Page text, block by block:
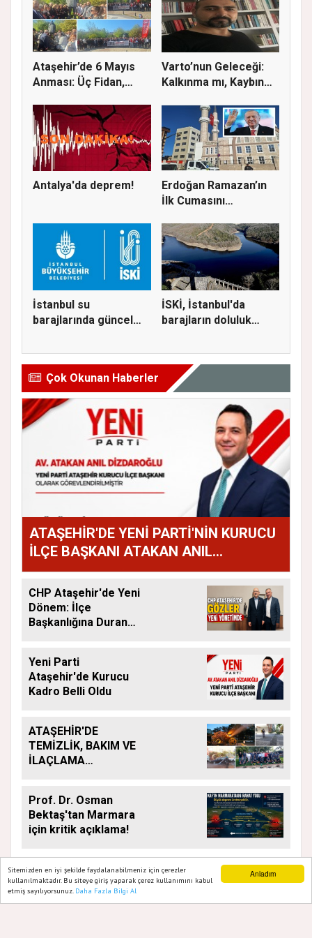
Anladım
Sitemizden en iyi şekilde faydalanabilmeniz için çerezler
kullanılmaktadır. Bu siteye giriş yaparak çerez kullanımını kabul
etmiş sayılıyorsunuz. Daha Fazla Bilgi Al
Ataşehir’de 6 Mayıs
Anması: Üç Fidan,
Varto’nun Geleceği:
Kalkınma mı, Kaybın
Antalya'da deprem!
Erdoğan Ramazan’ın
İlk Cumasını
İstanbul su
barajlarında güncel
İSKİ, İstanbul'da
barajların doluluk
Çok Okunan Haberler
ATAŞEHİR'DE YENİ PARTİ'NİN KURUCU
İLÇE BAŞKANI ATAKAN ANIL
DİZDAROĞLU OLDU
CHP Ataşehir'de Yeni
Dönem: İlçe
Başkanlığına Duran
Yeni Parti
Ataşehir'de Kurucu
Kadro Belli Oldu
ATAŞEHİR'DE
TEMİZLİK, BAKIM VE
İLAÇLAMA
Prof. Dr. Osman
Bektaş'tan Marmara
için kritik açıklama!
Ana Sayfa Web TV